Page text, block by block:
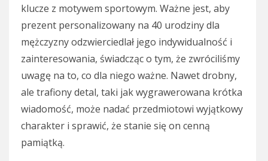
klucze z motywem sportowym. Ważne jest, aby
prezent personalizowany na 40 urodziny dla
mężczyzny odzwierciedlał jego indywidualność i
zainteresowania, świadcząc o tym, że zwróciliśmy
uwagę na to, co dla niego ważne. Nawet drobny,
ale trafiony detal, taki jak wygrawerowana krótka
wiadomość, może nadać przedmiotowi wyjątkowy
charakter i sprawić, że stanie się on cenną
pamiątką.